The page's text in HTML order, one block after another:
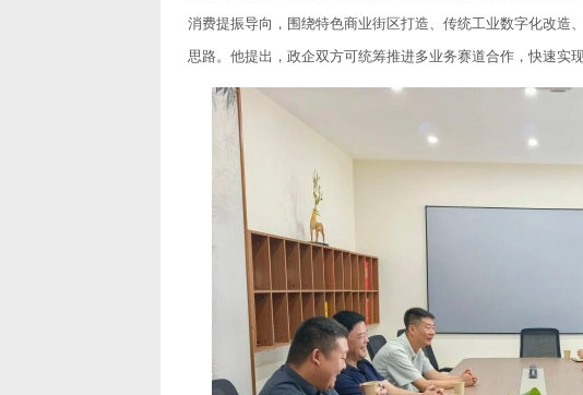
消费提振导向，围绕特色商业街区打造、传统工业数字化改造
思路。他提出，政企双方可统筹推进多业务赛道合作，快速实